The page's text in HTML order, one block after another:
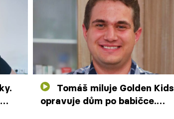
opravuje dům po babičce.